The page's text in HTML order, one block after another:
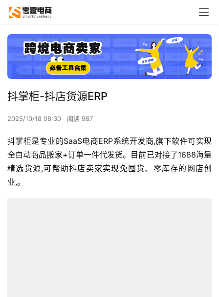
抖掌柜-抖店货源ERP
2025/10/18 08:30 阅读 987
抖掌柜是专业的SaaS电商ERP系统开发商,旗下软件可实现
全自动商品搬家+订单一件代发货。目前已对接了1688海量
精选货源,可帮助抖店卖家实现免囤货、零库存的网店创
业,。